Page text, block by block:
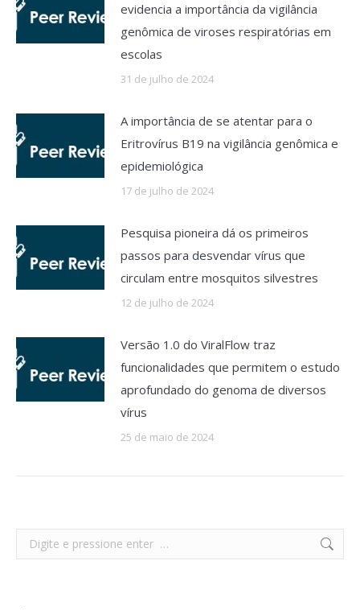
evidencia a importância da vigilância
genômica de viroses respiratórias em
escolas
31 de julho de 2024
A importância de se atentar para o
Eritrovírus B19 na vigilância genômica e
epidemiológica
17 de julho de 2024
Pesquisa pioneira dá os primeiros
passos para desvendar vírus que
circulam entre mosquitos silvestres
12 de julho de 2024
Versão 1.0 do ViralFlow traz
funcionalidades que permitem o estudo
aprofundado do genoma de diversos
vírus
25 de maio de 2024
Search: